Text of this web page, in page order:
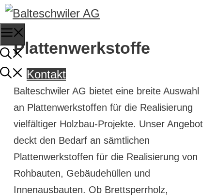
Springe
zum
Inhalt
Kontakt
Plattenwerkstoffe
Balteschwiler AG bietet eine breite Auswahl
an Plattenwerkstoffen für die Realisierung
vielfältiger Holzbau-Projekte. Unser Angebot
deckt den Bedarf an sämtlichen
Plattenwerkstoffen für die Realisierung von
Rohbauten, Gebäudehüllen und
Innenausbauten. Ob Brettsperrholz,